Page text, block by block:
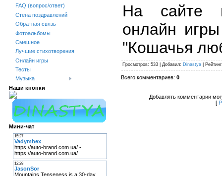
FAQ (вопрос/ответ)
Стена поздравлений
Обратная связь
Фотоальбомы
Смешное
Лучшие стихотворения
Онлайн игры
Тесты
Музыка
Наши кнопки
Мини-чат
На сайте
онлайн
"Кошачья
Просмотров: 533 | Добавил: Dinastya Рейтинг
Всего комментариев: 0
Добавлять комментарии
[